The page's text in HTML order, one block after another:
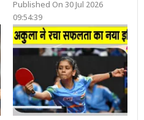
Published On 30 Jul 2026
09:54:39